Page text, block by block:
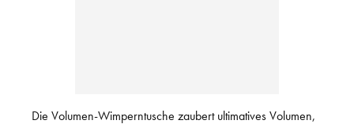
Die Volumen-Wimperntusche zaubert ultimatives Volumen,